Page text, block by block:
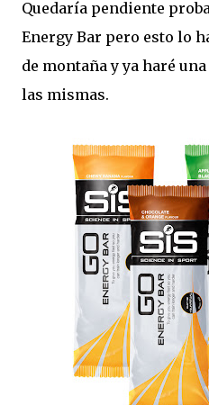
Quedaría pendiente
Energy Bar pero esto lo
de montaña y ya haré
las mismas.